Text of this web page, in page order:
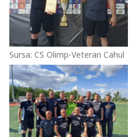
Sursa: CS Olimp-Veteran Cahul